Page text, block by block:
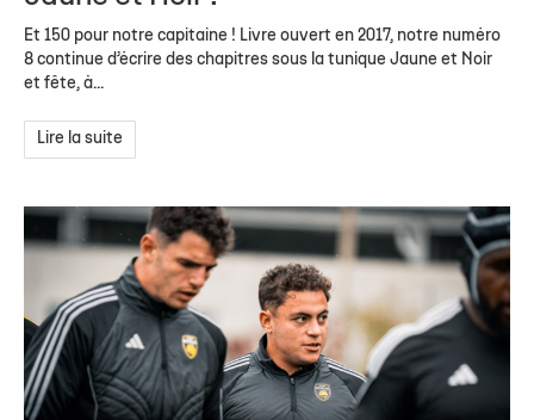
Et 150 pour notre capitaine ! Livre ouvert en 2017, notre numéro
8 continue d’écrire des chapitres sous la tunique Jaune et Noir
et fête, à...
Lire la suite